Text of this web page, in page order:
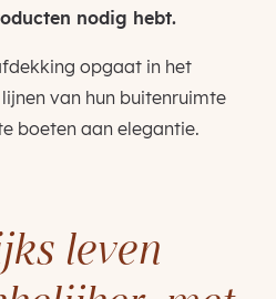
nodig hebt.
opgaat in het
van hun buitenruimte
boeten aan elegantie.
leven